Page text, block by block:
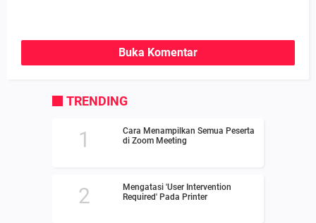
Buka Komentar
TRENDING
Cara Menampilkan Semua Peserta
di Zoom Meeting
Mengatasi 'User Intervention
Required' Pada Printer